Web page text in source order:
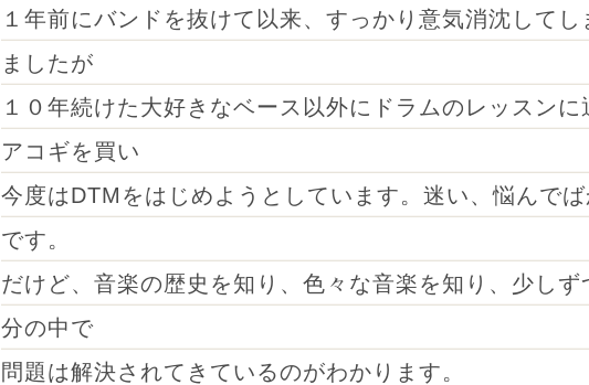
１年前にバンドを抜けて以来、すっかり意気消沈してし
ましたが
１０年続けた大好きなベース以外にドラムのレッスンに
アコギを買い
今度はDTMをはじめようとしています。迷い、悩んでば
です。
だけど、音楽の歴史を知り、色々な音楽を知り、少しず
分の中で
問題は解決されてきているのがわかります。